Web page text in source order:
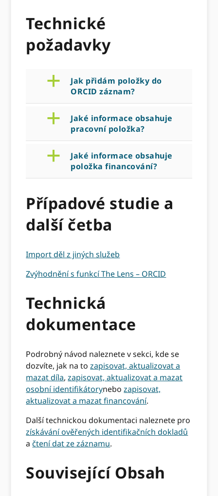
Technické
požadavky
a
Jak přidám položky do
ORCID záznam?
a
Jaké informace obsahuje
pracovní položka?
a
Jaké informace obsahuje
položka financování?
Případové studie a
další četba
Import děl z jiných služeb
Zvýhodnění s funkcí The Lens – ORCID
Technická
dokumentace
Podrobný návod naleznete v sekci, kde se
dozvíte, jak na tozapisovat, aktualizovat a
mazat díla,zapisovat, aktualizovat a mazat
osobní identifikátorynebozapisovat,
aktualizovat a mazat financování.
Další technickou dokumentaci naleznete pro
získávání ověřených identifikačních dokladů
ačtení dat ze záznamu.
Související Obsah